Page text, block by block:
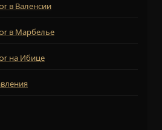
в Валенсии
в Марбелье
на Ибице